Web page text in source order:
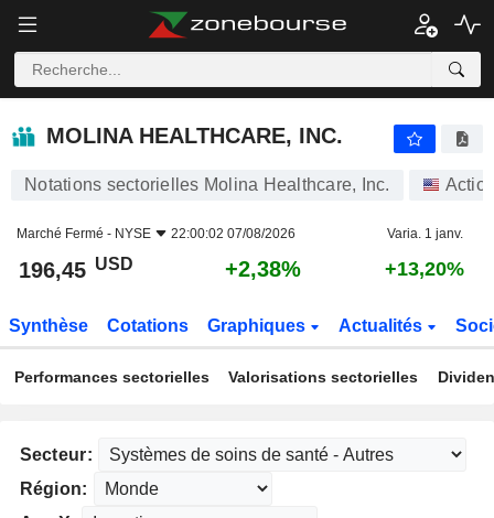
MOLINA HEALTHCARE, INC.
MOLINA HEALTHCARE, INC.
Notations sectorielles Molina Healthcare, Inc.
Marché Fermé - NYSE 22:00:02 07/08/2026 Varia. 1 janv.
196,45 USD +2,38% +13,20%
Synthèse Cotations Graphiques Actualités
Performances sectorielles Valorisations sectorielles
Secteur:
Région: